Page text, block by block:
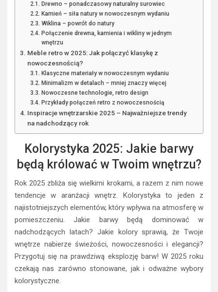
Drewno – ponadczasowy naturalny surowiec
Kamień – siła natury w nowoczesnym wydaniu
Wiklina – powrót do natury
Połączenie drewna, kamienia i wikliny w jednym
wnętrzu
Meble retro w 2025: Jak połączyć klasykę z
nowoczesnością?
Klasyczne materiały w nowoczesnym wydaniu
Minimalizm w detalach – mniej znaczy więcej
Nowoczesne technologie, retro design
Przykłady połączeń retro z nowoczesnością
Inspiracje wnętrzarskie 2025 – Najważniejsze trendy
na nadchodzący rok
Kolorystyka 2025: Jakie barwy
będą królować w Twoim wnętrzu?
Rok 2025 zbliża się wielkimi krokami, a razem z nim nowe
tendencje w aranżacji wnętrz. Kolorystyka to jeden z
najistotniejszych elementów, który wpływa na atmosferę w
pomieszczeniu. Jakie barwy będą dominować w
nadchodzących latach? Jakie kolory sprawią, że Twoje
wnętrze nabierze świeżości, nowoczesności i elegancji?
Przygotuj się na prawdziwą eksplozję barw! W 2025 roku
czekają nas zarówno stonowane, jak i odważne wybory
kolorystyczne.